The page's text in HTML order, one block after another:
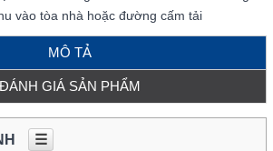
vào tòa nhà hoặc đường cấm tải
MÔ TẢ
ĐÁNH GIÁ SẢN PHẨM
☰